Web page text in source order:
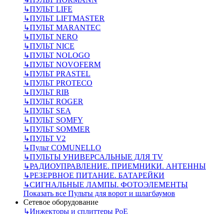
↳ПУЛЬТ LIFE
↳ПУЛЬТ LIFTMASTER
↳ПУЛЬТ MARANTEC
↳ПУЛЬТ NERO
↳ПУЛЬТ NICE
↳ПУЛЬТ NOLOGO
↳ПУЛЬТ NOVOFERM
↳ПУЛЬТ PRASTEL
↳ПУЛЬТ PROTECO
↳ПУЛЬТ RIB
↳ПУЛЬТ ROGER
↳ПУЛЬТ SEA
↳ПУЛЬТ SOMFY
↳ПУЛЬТ SOMMER
↳ПУЛЬТ V2
↳Пульт СOMUNELLO
↳ПУЛЬТЫ УНИВЕРСАЛЬНЫЕ ДЛЯ TV
↳РАДИОУПРАВЛЕНИЕ. ПРИЕМНИКИ. АНТЕННЫ
↳РЕЗЕРВНОЕ ПИТАНИЕ. БАТАРЕЙКИ
↳СИГНАЛЬНЫЕ ЛАМПЫ. ФОТОЭЛЕМЕНТЫ
Показать все Пульты для ворот и шлагбаумов
Сетевое оборудование
↳Инжекторы и сплиттеры РоЕ